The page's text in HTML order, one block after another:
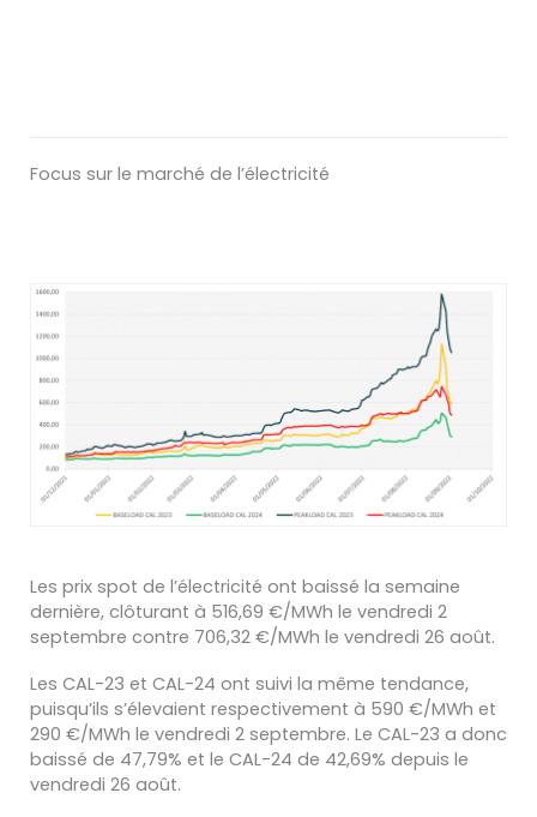
Focus sur le marché de l’électricité
Les prix spot de l’électricité ont baissé la semaine
dernière, clôturant à 516,69 €/MWh le vendredi 2
septembre contre 706,32 €/MWh le vendredi 26 août.
Les CAL-23 et CAL-24 ont suivi la même tendance,
puisqu’ils s’élevaient respectivement à 590 €/MWh et
290 €/MWh le vendredi 2 septembre. Le CAL-23 a donc
baissé de 47,79% et le CAL-24 de 42,69% depuis le
vendredi 26 août.